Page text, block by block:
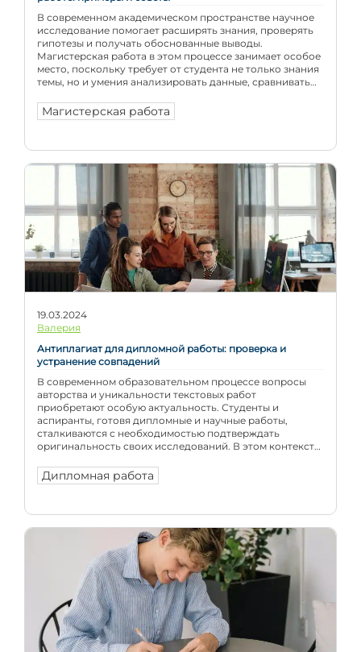
В современном академическом пространстве научное
исследование помогает расширять знания, проверять
гипотезы и получать обоснованные выводы.
Магистерская работа в этом процессе занимает особое
место, поскольку требует от студента не только знания
темы, но и умения анализировать данные, сравнивать
Статистические методы в магистерской работе
используются не просто как технический инструмент.
Магистерская работа
19.03.2024
Валерия
Антиплагиат для дипломной работы: проверка и
устранение совпадений
В современном образовательном процессе вопросы
авторства и уникальности текстовых работ
приобретают особую актуальность. Студенты и
аспиранты, готовя дипломные и научные работы,
сталкиваются с необходимостью подтверждать
оригинальность своих исследований. В этом контексте
вспомогательными инструментами, а необходимым
элементом академической культуры и добросовестной
Дипломная работа